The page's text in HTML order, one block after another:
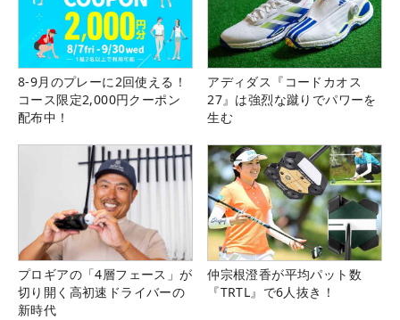
8-9月のプレーに2回使える！
コース限定2,000円クーポン
配布中！
アディダス『コードカオス
27』は強烈な蹴りでパワーを
生む
プロギアの「4層フェース」が
切り開く高初速ドライバーの
新時代
仲宗根澄香が平均パット数
『TRTL』で6人抜き！